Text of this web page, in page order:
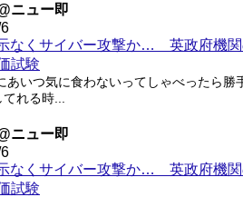
ニュー即
なくサイバー攻撃か… 英政府機
試験
あいつ気に食わないってしゃべったら勝
れる時...
ニュー即
なくサイバー攻撃か… 英政府機
試験